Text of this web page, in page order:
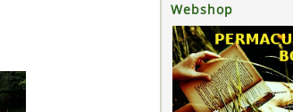
Webshop